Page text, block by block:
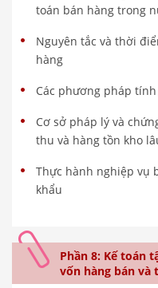
toán bán hàng trong
Nguyên tắc và thời
hàng
Các phương pháp
Cơ sở pháp lý và
thu và hàng tồn kho
Thực hành nghiệp vụ
khẩu
Phần 8: Kế toán
vốn hàng bán và